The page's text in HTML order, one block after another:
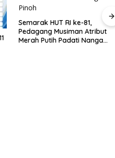
Semarak HUT RI ke-81,
Pedagang Musiman Atribut
Merah Putih Padati Nanga